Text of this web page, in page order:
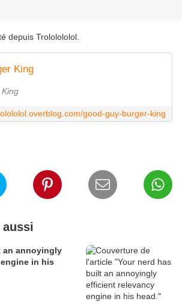
depuis Trololololol
King
good-guy-burger-king
aussi
an annoyingly
in his